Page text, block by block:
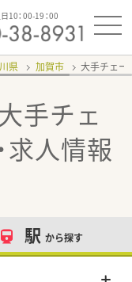
10：00-19：00
県 加賀市 大手チェー
手チェ
求人情報
駅 から探す